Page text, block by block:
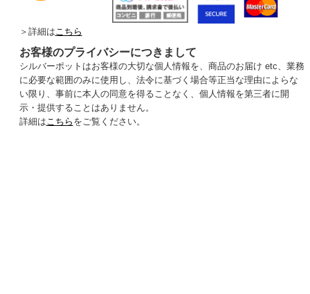
＞詳細は こちら
お客様のプライバシーにつきまして
シルバーポットはお客様の大切な個人情報を、商品のお届け etc、業務
に必要な範囲のみに使用し、法令に基づく場合等正当な理由によらな
い限り、事前に本人の同意を得ることなく、個人情報を第三者に開
示・提供することはありません。
詳細は こちら をご覧ください。